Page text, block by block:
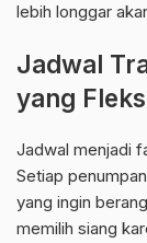
lebih longgar
Jadwal
yang
Jadwal menjadi
Setiap
yang ingin
memilih siang